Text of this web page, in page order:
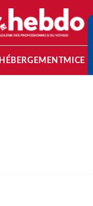
HÉBERGEMENTMICE